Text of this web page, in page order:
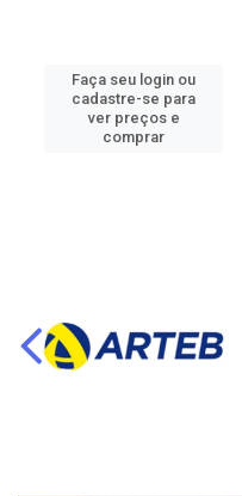
Faça seu login ou
cadastre-se para
ver preços e
comprar